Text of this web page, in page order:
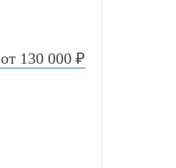
от 130 000 ₽